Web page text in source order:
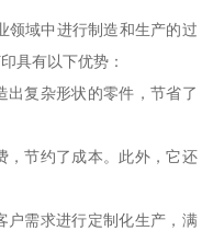
领域中进行制造和生产的过
具有以下优势：
出复杂形状的零件，节省了
，节约了成本。此外，它还
户需求进行定制化生产，满